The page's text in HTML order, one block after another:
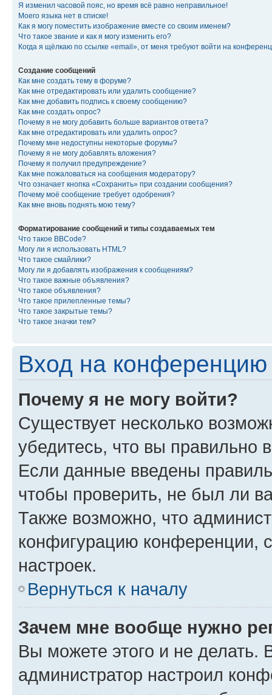
Я изменил часовой пояс, но время всё равно неправильное!
Моего языка нет в списке!
Как я могу поместить изображение вместе со своим именем?
Что такое звание и как я могу изменить его?
Когда я щёлкаю по ссылке «email», от меня требуют войти на
Создание сообщений
Как мне создать тему в форуме?
Как мне отредактировать или удалить сообщение?
Как мне добавить подпись к своему сообщению?
Как мне создать опрос?
Почему я не могу добавить больше вариантов ответа?
Как мне отредактировать или удалить опрос?
Почему мне недоступны некоторые форумы?
Почему я не могу добавлять вложения?
Почему я получил предупреждение?
Как мне пожаловаться на сообщения модератору?
Что означает кнопка «Сохранить» при создании сообщения?
Почему моё сообщение требует одобрения?
Как мне вновь поднять мою тему?
Форматирование сообщений и типы создаваемых тем
Что такое BBCode?
Могу ли я использовать HTML?
Что такое смайлики?
Могу ли я добавлять изображения к сообщениям?
Что такое важные объявления?
Что такое объявления?
Что такое прилепленные темы?
Что такое закрытые темы?
Что такое значки тем?
Вход на конференцию
Почему я не могу войти?
Существует несколько
убедитесь, что вы правильно
Если данные введены
чтобы проверить, не был ли
Также возможно, что
конфигурацию конференции,
настроек.
Вернуться к началу
Зачем мне вообще нужно
Вы можете этого и не делать.
администратор настроил